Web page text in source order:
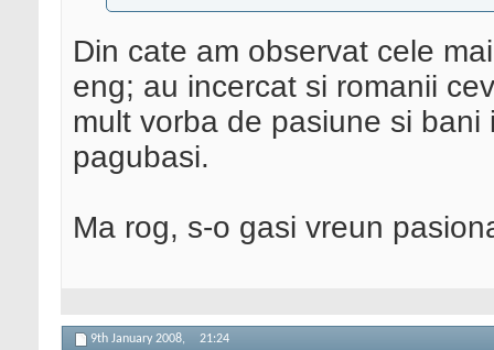
Din cate am observat cele
eng; au incercat si romanii
mult vorba de pasiune si
pagubasi.
Ma rog, s-o gasi vreun
9th January 2008, 21:24